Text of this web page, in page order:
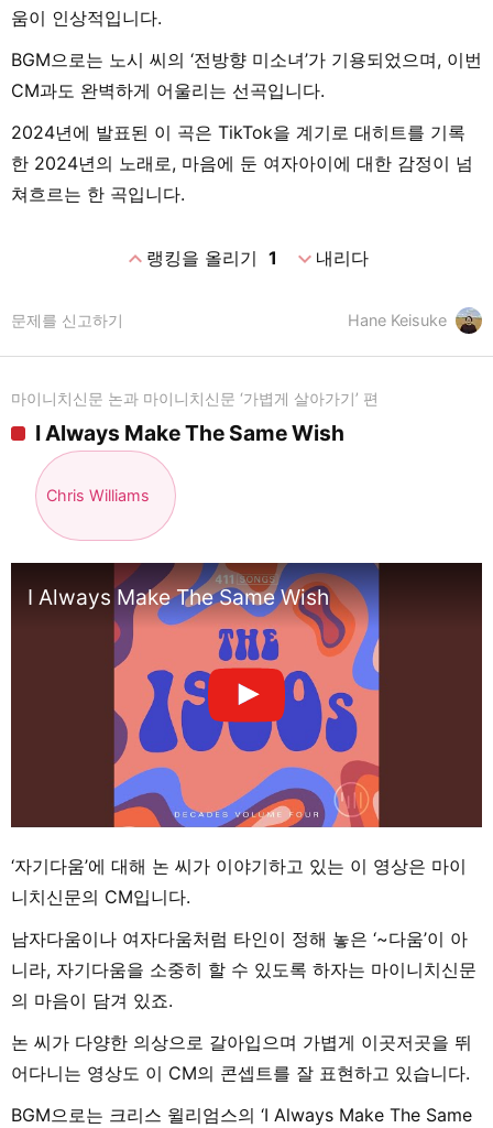
움이 인상적입니다.
BGM으로는 노시 씨의 ‘전방향 미소녀’가 기용되었으며, 이번
CM과도 완벽하게 어울리는 선곡입니다.
2024년에 발표된 이 곡은 TikTok을 계기로 대히트를 기록
한 2024년의 노래로, 마음에 둔 여자아이에 대한 감정이 넘
쳐흐르는 한 곡입니다.
expand_less랭킹을 올리기 1 expand_more내리다
Hane Keisuke
문제를 신고하기
마이니치신문 논과 마이니치신문 ‘가볍게 살아가기’ 편
I Always Make The Same Wish
Chris Williams
I Always Make The Same Wish
‘자기다움’에 대해 논 씨가 이야기하고 있는 이 영상은 마이
니치신문의 CM입니다.
남자다움이나 여자다움처럼 타인이 정해 놓은 ‘~다움’이 아
니라, 자기다움을 소중히 할 수 있도록 하자는 마이니치신문
의 마음이 담겨 있죠.
논 씨가 다양한 의상으로 갈아입으며 가볍게 이곳저곳을 뛰
어다니는 영상도 이 CM의 콘셉트를 잘 표현하고 있습니다.
BGM으로는 크리스 윌리엄스의 ‘I Always Make The Same